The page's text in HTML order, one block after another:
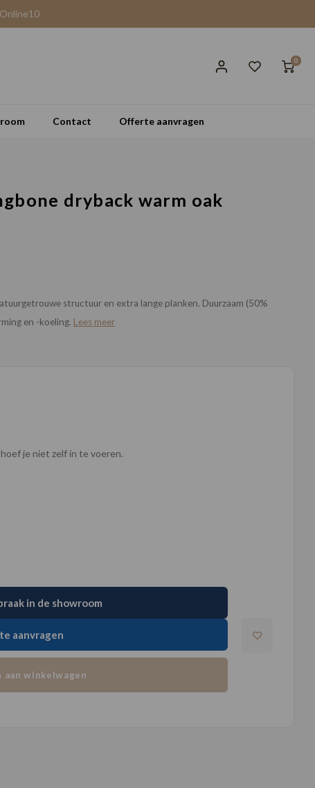
0
Contact Offerte aanvragen
dryback warm oak
structuur en extra lange planken. Duurzaam (50%
en -koeling. Lees meer
je niet zelf in te voeren.
in de showroom
aanvragen
aan winkelwagen